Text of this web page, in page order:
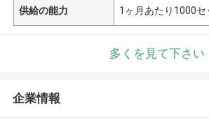
供給の能力 1ヶ月あたり1000セ
多くを見て下さい
企業情報